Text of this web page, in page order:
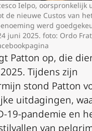
Ielpo, oorspronkelijk
de nieuwe Custos van
werd
juni 2025. foto: Ordo
Patton op, die
Tijdens zijn
stond Patton
uitdagingen,
19-pandemie en
van